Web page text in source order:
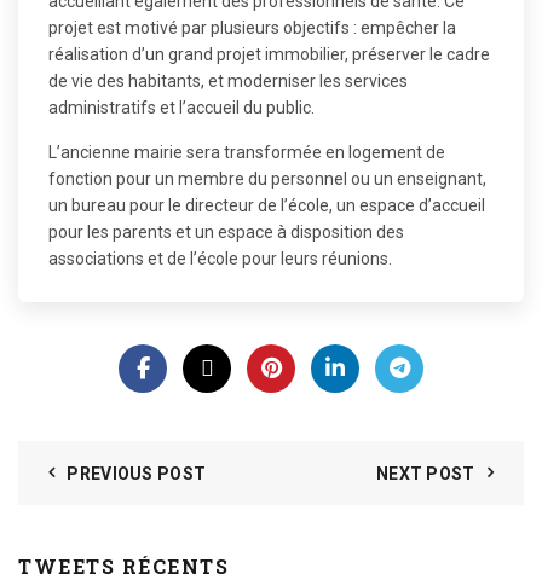
projet est motivé par plusieurs objectifs : empêcher la
réalisation d’un grand projet immobilier, préserver le cadre
de vie des habitants, et moderniser les services
administratifs et l’accueil du public.
L’ancienne mairie sera transformée en logement de
fonction pour un membre du personnel ou un enseignant,
un bureau pour le directeur de l’école, un espace d’accueil
pour les parents et un espace à disposition des
associations et de l’école pour leurs réunions.
PREVIOUS POST NEXT POST
TWEETS RÉCENTS